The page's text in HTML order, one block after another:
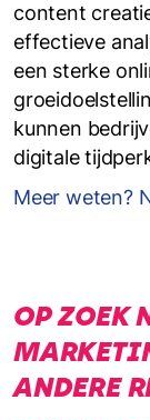
content
effectieve
een sterke
kunnen
digitale
Meer weten?
OP ZOEK
ANDERE